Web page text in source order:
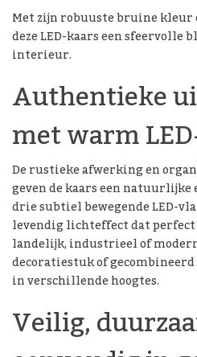
Met zijn robuuste bruine kleur
deze LED-kaars een sfeervolle
interieur.
Authentieke
met warm
De rustieke afwerking en
geven de kaars een
drie subtiel bewegende LED-
levendig lichteffect dat perfect
landelijk, industrieel of
decoratiestuk of
in verschillende hoogtes.
Veilig,